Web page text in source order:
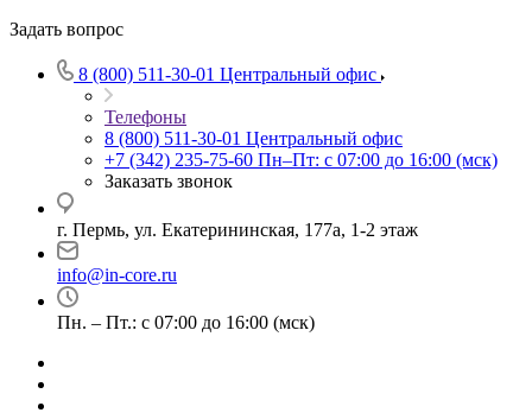
Задать вопрос
8 (800) 511-30-01 Центральный офис
Телефоны
8 (800) 511-30-01 Центральный офис
+7 (342) 235-75-60 Пн–Пт: с 07:00 до 16:00 (мск)
Заказать звонок
г. Пермь, ул. ​Екатерининская, 177а, ​1-2 этаж
info@in-core.ru
Пн. – Пт.: с 07:00 до 16:00 (мск)